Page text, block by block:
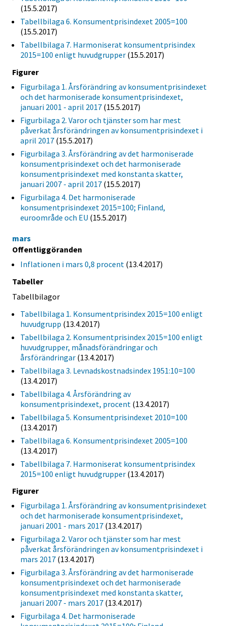
(15.5.2017)
Tabellbilaga 6. Konsumentprisindexet 2005=100
(15.5.2017)
Tabellbilaga 7. Harmoniserat konsumentprisindex
2015=100 enligt huvudgrupper (15.5.2017)
Figurer
Figurbilaga 1. Årsförändring av konsumentprisindexet
och det harmoniserade konsumentprisindexet,
januari 2001 - april 2017 (15.5.2017)
Figurbilaga 2. Varor och tjänster som har mest
påverkat årsförändringen av konsumentprisindexet i
april 2017 (15.5.2017)
Figurbilaga 3. Årsförändring av det harmoniserade
konsumentprisindexet och det harmoniserade
konsumentprisindexet med konstanta skatter,
januari 2007 - april 2017 (15.5.2017)
Figurbilaga 4. Det harmoniserade
konsumentprisindexet 2015=100; Finland,
euroområde och EU (15.5.2017)
mars
Offentliggöranden
Inflationen i mars 0,8 procent (13.4.2017)
Tabeller
Tabellbilagor
Tabellbilaga 1. Konsumentprisindex 2015=100 enligt
huvudgrupp (13.4.2017)
Tabellbilaga 2. Konsumentprisindex 2015=100 enligt
huvudgrupper, månadsförändringar och
årsförändringar (13.4.2017)
Tabellbilaga 3. Levnadskostnadsindex 1951:10=100
(13.4.2017)
Tabellbilaga 4. Årsförändring av
konsumentprisindexet, procent (13.4.2017)
Tabellbilaga 5. Konsumentprisindexet 2010=100
(13.4.2017)
Tabellbilaga 6. Konsumentprisindexet 2005=100
(13.4.2017)
Tabellbilaga 7. Harmoniserat konsumentprisindex
2015=100 enligt huvudgrupper (13.4.2017)
Figurer
Figurbilaga 1. Årsförändring av konsumentprisindexet
och det harmoniserade konsumentprisindexet,
januari 2001 - mars 2017 (13.4.2017)
Figurbilaga 2. Varor och tjänster som har mest
påverkat årsförändringen av konsumentprisindexet i
mars 2017 (13.4.2017)
Figurbilaga 3. Årsförändring av det harmoniserade
konsumentprisindexet och det harmoniserade
konsumentprisindexet med konstanta skatter,
januari 2007 - mars 2017 (13.4.2017)
Figurbilaga 4. Det harmoniserade